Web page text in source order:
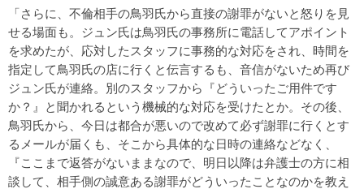
「さらに、不倫相手の鳥羽氏から直接の謝罪がないと怒りを見
せる場面も。ジュン氏は鳥羽氏の事務所に電話してアポイント
を求めたが、応対したスタッフに事務的な対応をされ、時間を
指定して鳥羽氏の店に行くと伝言するも、音信がないため再び
ジュン氏が連絡。別のスタッフから『どういったご用件です
か？』と聞かれるという機械的な対応を受けたとか。その後、
鳥羽氏から、今日は都合が悪いので改めて必ず謝罪に行くとす
るメールが届くも、そこから具体的な日時の連絡などなく、
『ここまで返答がないままなので、明日以降は弁護士の方に相
談して、相手側の誠意ある謝罪がどういったことなのかを教え